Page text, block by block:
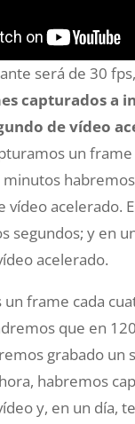
será de 30
capturados a
de vídeo
un frame
vídeo acelerado.
segundos; y en
acelerado.
un frame cada
que en
grabado un
habremos
y, en un día,